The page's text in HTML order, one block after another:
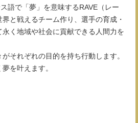
語で「夢」を意味するRAVE（レー
と戦えるチーム作り、選手の育成・
く地域や社会に貢献できる人間力を
それぞれの目的を持ち行動します。
を叶えます。